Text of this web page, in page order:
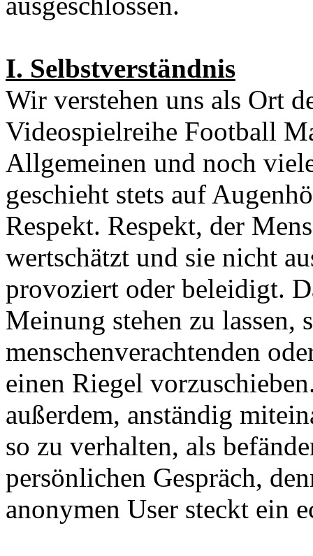
I. Selbstverständnis
Wir verstehen uns als Ort
Videospielreihe Football
Allgemeinen und noch
geschieht stets auf
Respekt. Respekt, der
wertschätzt und sie nicht
provoziert oder beleidigt.
Meinung stehen zu lassen,
menschenverachtenden
einen Riegel
außerdem, anständig
so zu verhalten, als
persönlichen Gespräch,
anonymen User steckt ein